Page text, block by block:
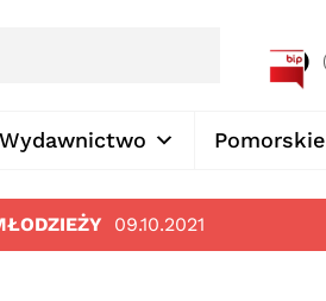
Wydawnictwo Pomorskie
09.10.2021